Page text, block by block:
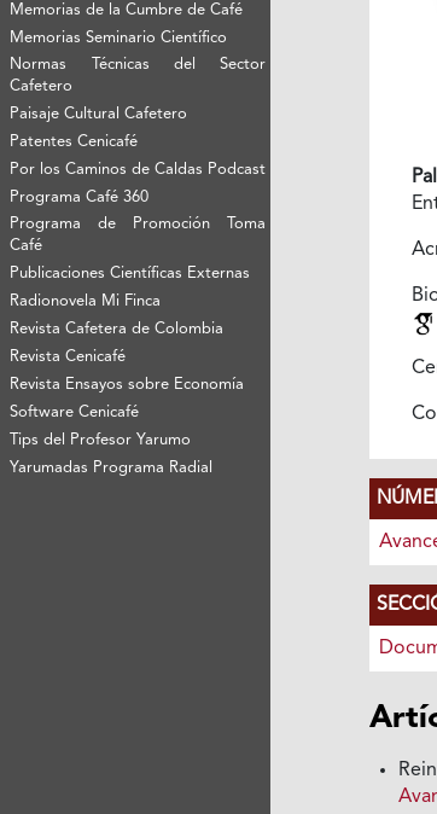
Memorias de la Cumbre de Café
Memorias Seminario Científico
Normas Técnicas del Sector
Cafetero
Paisaje Cultural Cafetero
Patentes Cenicafé
Por los Caminos de Caldas Podcast
Programa Café 360
Programa de Promoción Toma
Café
Publicaciones Científicas Externas
Radionovela Mi Finca
Revista Cafetera de Colombia
Revista Cenicafé
Revista Ensayos sobre Economía
Software Cenicafé
Tips del Profesor Yarumo
Yarumadas Programa Radial